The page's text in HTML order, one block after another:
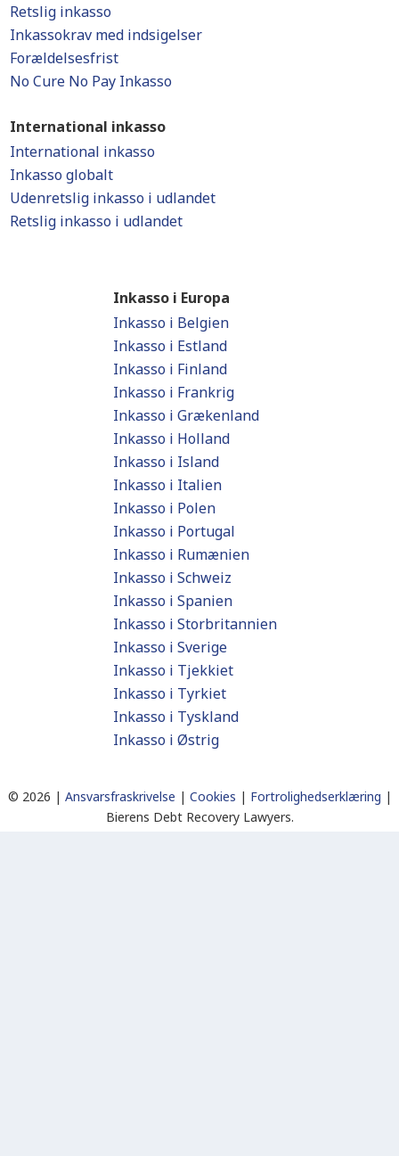
Retslig inkasso
Inkassokrav med indsigelser
Forældelsesfrist
No Cure No Pay Inkasso
International inkasso
International inkasso
Inkasso globalt
Udenretslig inkasso i udlandet
Retslig inkasso i udlandet
Inkasso i Europa
Inkasso i Belgien
Inkasso i Estland
Inkasso i Finland
Inkasso i Frankrig
Inkasso i Grækenland
Inkasso i Holland
Inkasso i Island
Inkasso i Italien
Inkasso i Polen
Inkasso i Portugal
Inkasso i Rumænien
Inkasso i Schweiz
Inkasso i Spanien
Inkasso i Storbritannien
Inkasso i Sverige
Inkasso i Tjekkiet
Inkasso i Tyrkiet
Inkasso i Tyskland
Inkasso i Østrig
© 2026 | Ansvarsfraskrivelse | Cookies | Fortrolighedserklæring |
Bierens Debt Recovery Lawyers.